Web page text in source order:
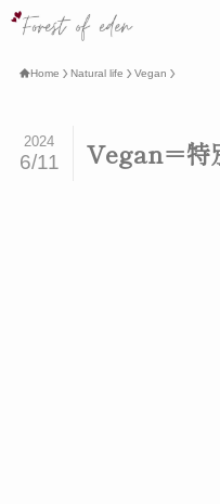
Home Natural life Vegan
Vegan＝特
2024
6/11